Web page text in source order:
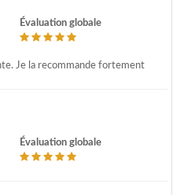
Évaluation globale
Je la recommande fortement
Évaluation globale